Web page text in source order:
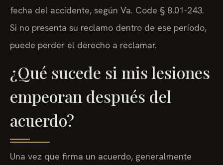
fecha del accidente, según Va. Code § 8.01-243.
Si no presenta su reclamo dentro de ese período,
puede perder el derecho a reclamar.
¿Qué sucede si mis lesiones
empeoran después del
acuerdo?
Una vez que firma un acuerdo, generalmente